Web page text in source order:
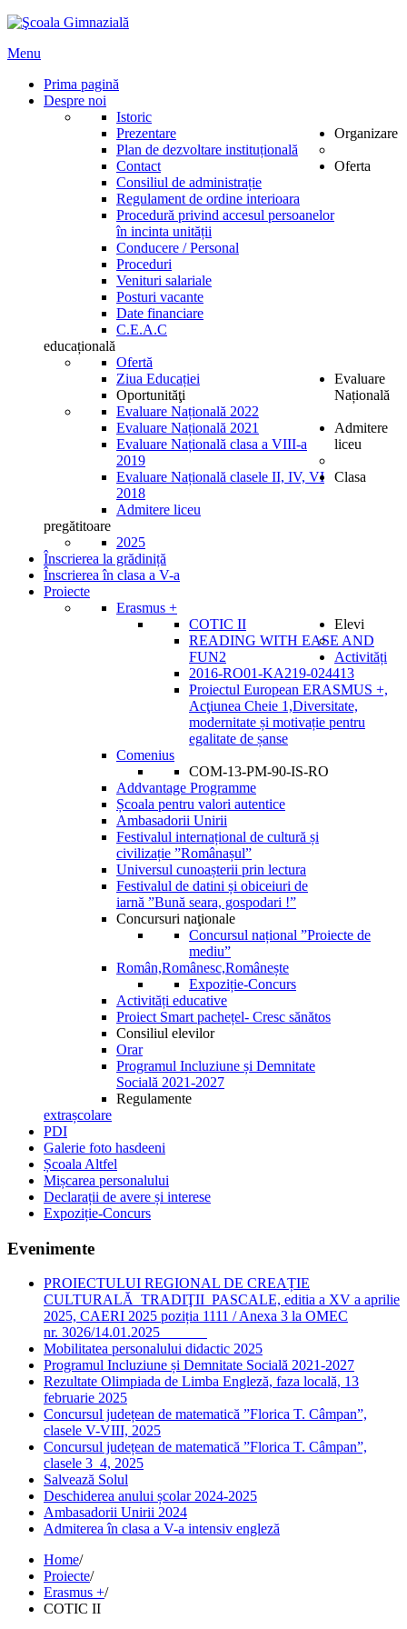
Menu
Prima pagină
Despre noi
Istoric
Prezentare
Plan de dezvoltare instituțională
Contact
Organizare
Consiliul de administrație
Regulament de ordine interioara
Procedură privind accesul persoanelor
în incinta unității
Conducere / Personal
Proceduri
Venituri salariale
Posturi vacante
Date financiare
C.E.A.C
Oferta
educațională
Ofertă
Ziua Educației
Oportunităţi
Evaluare
Națională
Evaluare Națională 2022
Evaluare Națională 2021
Evaluare Națională clasa a VIII-a
2019
Evaluare Națională clasele II, IV, VI
2018
Admitere
liceu
Admitere liceu
Clasa
pregătitoare
2025
Înscrierea la grădiniță
Înscrierea în clasa a V-a
Proiecte
Erasmus +
COTIC II
READING WITH EASE AND
FUN2
2016-RO01-KA219-024413
Proiectul European ERASMUS +,
Acţiunea Cheie 1,Diversitate,
modernitate și motivație pentru
egalitate de șanse
Comenius
COM-13-PM-90-IS-RO
Addvantage Programme
Școala pentru valori autentice
Ambasadorii Unirii
Festivalul internațional de cultură și
civilizație ”Românașul”
Universul cunoașterii prin lectura
Festivalul de datini și obiceiuri de
iarnă ”Bună seara, gospodari !”
Concursuri naţionale
Concursul național ”Proiecte de
mediu”
Român,Românesc,Românește
Expoziție-Concurs
Activități educative
Proiect Smart pachețel- Cresc sănătos
Elevi
Consiliul elevilor
Orar
Programul Incluziune și Demnitate
Socială 2021-2027
Regulamente
Activități
extrașcolare
PDI
Galerie foto hasdeeni
Școala Altfel
Mișcarea personalului
Declarații de avere și interese
Expoziție-Concurs
Evenimente
PROIECTULUI REGIONAL DE CREAȚIE
CULTURALĂ TRADIŢII PASCALE, editia a XV a aprilie
2025, CAERI 2025 poziția 1111 / Anexa 3 la OMEC
nr. 3026/14.01.2025
Mobilitatea personalului didactic 2025
Programul Incluziune și Demnitate Socială 2021-2027
Rezultate Olimpiada de Limba Engleză, faza locală, 13
februarie 2025
Concursul județean de matematică ”Florica T. Câmpan”,
clasele V-VIII, 2025
Concursul județean de matematică ”Florica T. Câmpan”,
clasele 3_4, 2025
Salvează Solul
Deschiderea anului școlar 2024-2025
Ambasadorii Unirii 2024
Admiterea în clasa a V-a intensiv engleză
Home/
Proiecte/
Erasmus +/
COTIC II